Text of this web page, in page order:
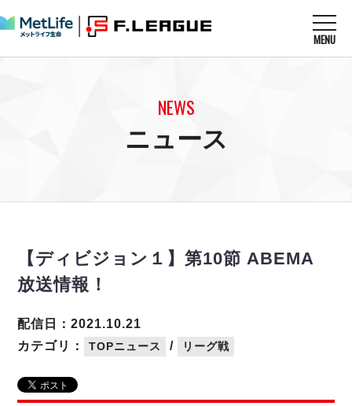
MENU
U-23選抜
メディア情報
フットサル日本代表
戦績表
警告・退場・出場停止選手
個人ランキング｜ゴール
個人ランキング｜シュート
個人ランキング｜シュート成功率
メットライフ生命Ｆ２リーグ
エスポラーダ北海道
バルドラール浦安
しながわシティ
立川アスレティックFC
ペスカドーラ町田
湘南ベルマーレ
アリーナ情報
リーグ概要 ABOUT US
リーグ概要
NEWS
ニュース
【ディビジョン１】第10節 ABEMA
放送情報！
カテゴリ： TOPニュース / リーグ戦
配信日：2021.10.21